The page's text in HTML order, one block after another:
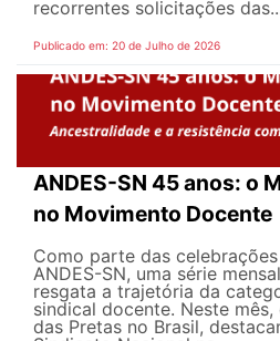
recorrentes solicitações
Publicado em: 20 de Julho de 2026
ANDES-SN 45 anos: o
no Movimento Docente
Como parte das
ANDES-SN, uma série
resgata a trajetória da
sindical docente. Neste
das Pretas no Brasil,